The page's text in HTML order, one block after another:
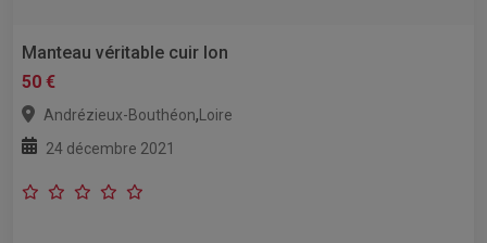
Manteau véritable cuir lon
50 €
Andrézieux-Bouthéon,Loire
24 décembre 2021